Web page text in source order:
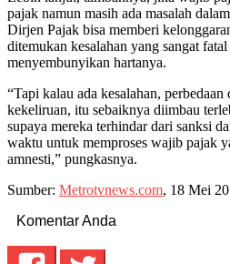
pajak namun masih ada masalah
Dirjen Pajak bisa memberi
ditemukan kesalahan yang sangat fatal
menyembunyikan hartanya.
“Tapi kalau ada kesalahan,
kekeliruan, itu sebaiknya diimbau
supaya mereka terhindar dari sanksi
waktu untuk memproses wajib pajak
amnesti,” pungkasnya.
Sumber: Metrotvnews.com, 18 Mei
Komentar Anda